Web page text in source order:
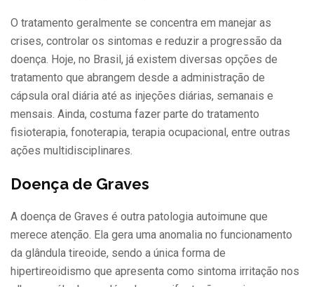
O tratamento geralmente se concentra em manejar as
crises, controlar os sintomas e reduzir a progressão da
doença. Hoje, no Brasil, já existem diversas opções de
tratamento que abrangem desde a administração de
cápsula oral diária até as injeções diárias, semanais e
mensais. Ainda, costuma fazer parte do tratamento
fisioterapia, fonoterapia, terapia ocupacional, entre outras
ações multidisciplinares.
Doença de Graves
A doença de Graves é outra patologia autoimune que
merece atenção. Ela gera uma anomalia no funcionamento
da glândula tireoide, sendo a única forma de
hipertireoidismo que apresenta como sintoma irritação nos